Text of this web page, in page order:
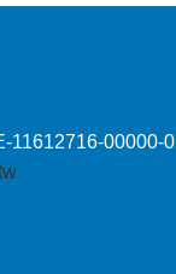
11612716-00000-0